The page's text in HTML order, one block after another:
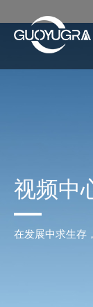
视频中
在发展中求生存